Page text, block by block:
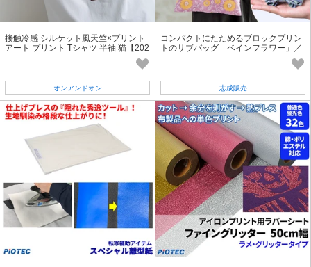
接触冷感 シルケット風天竺×プリント
アート プリント Tシャツ 半袖 猫【202
オンアンドオン
コンパクトにたためるブロックプリン
トのサブバッグ「ベインフラワー」／
志成販売